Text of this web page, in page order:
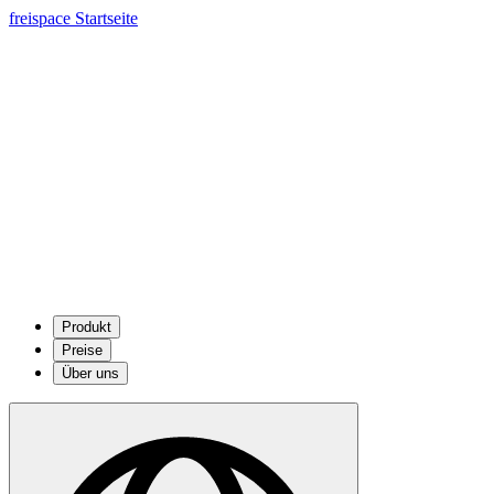
freispace Startseite
Produkt
Preise
Über uns